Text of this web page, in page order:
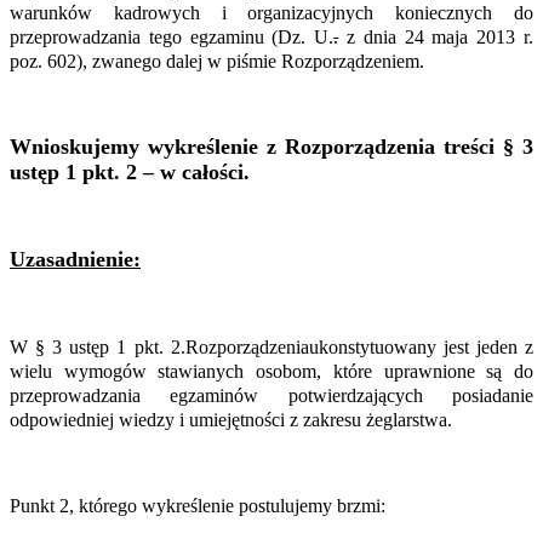
warunków kadrowych i organizacyjnych koniecznych do
przeprowadzania tego egzaminu (Dz. U..z dnia 24 maja 2013 r.
poz. 602), zwanego dalej w piśmie Rozporządzeniem.
Wnioskujemy wykreślenie z Rozporządzenia treści § 3
ustęp 1 pkt. 2 – w całości.
Uzasadnienie:
W § 3 ustęp 1 pkt. 2.Rozporządzeniaukonstytuowany jest jeden z
wielu wymogów stawianych osobom, które uprawnione są do
przeprowadzania egzaminów potwierdzających posiadanie
odpowiedniej wiedzy i umiejętności z zakresu żeglarstwa.
Punkt 2, którego wykreślenie postulujemy brzmi: